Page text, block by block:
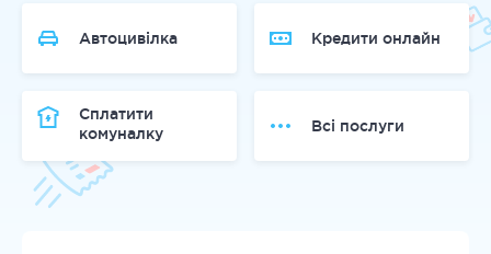
Автоцивілка Кредити онлайн
Сплатити
комуналку
Всі послуги